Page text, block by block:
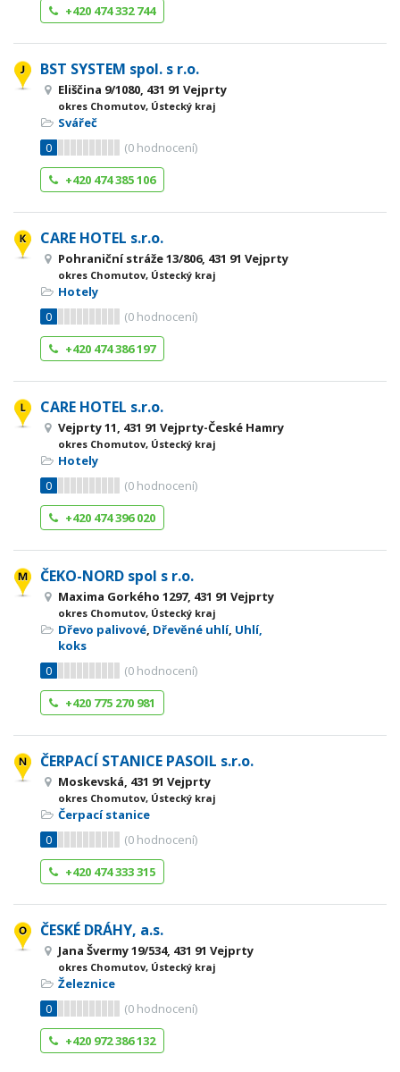
+420 474 332 744
BST SYSTEM spol. s r.o.
Eliščina 9/1080, 431 91 Vejprty
okres Chomutov, Ústecký kraj
Svářeč
0
(0 hodnocení)
+420 474 385 106
CARE HOTEL s.r.o.
Pohraniční stráže 13/806, 431 91 Vejprty
okres Chomutov, Ústecký kraj
Hotely
0
(0 hodnocení)
+420 474 386 197
CARE HOTEL s.r.o.
Vejprty 11, 431 91 Vejprty-České Hamry
okres Chomutov, Ústecký kraj
Hotely
0
(0 hodnocení)
+420 474 396 020
ČEKO-NORD spol s r.o.
Maxima Gorkého 1297, 431 91 Vejprty
okres Chomutov, Ústecký kraj
Dřevo palivové, Dřevěné uhlí, Uhlí,
koks
0
(0 hodnocení)
+420 775 270 981
ČERPACÍ STANICE PASOIL s.r.o.
Moskevská, 431 91 Vejprty
okres Chomutov, Ústecký kraj
Čerpací stanice
0
(0 hodnocení)
+420 474 333 315
ČESKÉ DRÁHY, a.s.
Jana Švermy 19/534, 431 91 Vejprty
okres Chomutov, Ústecký kraj
Železnice
0
(0 hodnocení)
+420 972 386 132